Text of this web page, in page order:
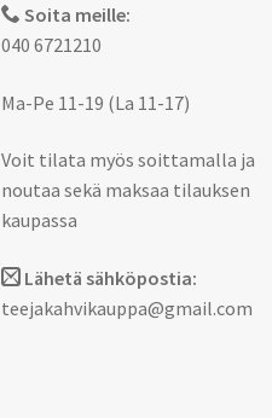
Soita meille:
040 6721210
Ma-Pe 11-19 (La 11-17)
Voit tilata myös soittamalla ja
noutaa sekä maksaa tilauksen
kaupassa
Lähetä sähköpostia:
teejakahvikauppa@gmail.com